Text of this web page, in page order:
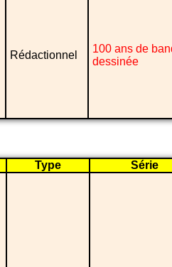
Rédactionnel
100 ans de
dessinée
Type Série